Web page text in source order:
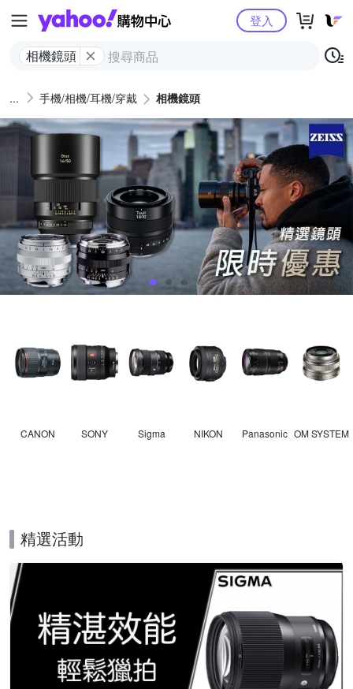
Yahoo購物中心
相機鏡頭
登入
手機/相機/耳機/穿戴 相機鏡頭
CANON SONY Sigma NIKON Panasonic OM SYSTEM
精選活動